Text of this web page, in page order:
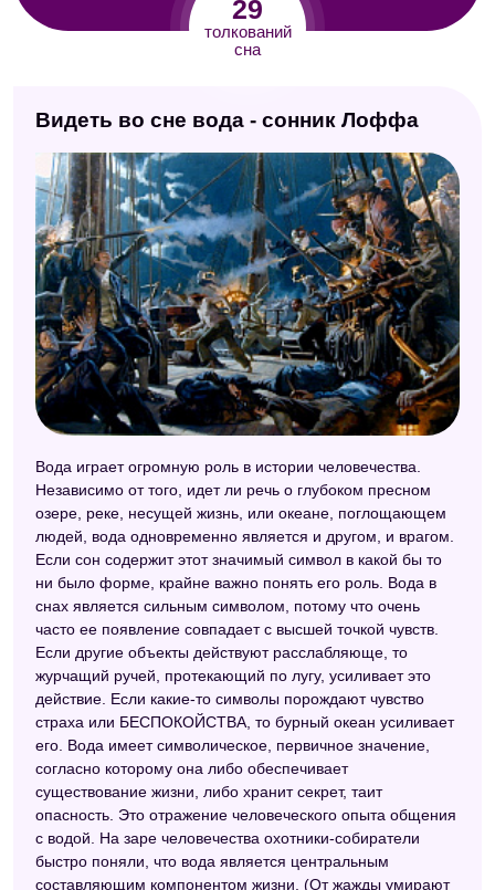
29
толкований
сна
Исламский сонник
Сонник Велес
Сонник Лонго
Украинский сонник
Интимный сонник
Сонник Ванги
Мусульманский сонник
Французский сонник
Любовный сонник
Сонник мужчин
Современный сонник
Русский сонник
Ассирийский сонник
Сонник для женщин
Сонник "Еда"
Эзотерический сонник
Маленький сонник
Видеть во сне вода - сонник Лоффа
Вода играет огромную роль в истории человечества.
Независимо от того, идет ли речь о глубоком пресном
озере, реке, несущей жизнь, или океане, поглощающем
людей, вода одновременно является и другом, и врагом.
Если сон содержит этот значимый символ в какой бы то
ни было форме, крайне важно понять его роль. Вода в
снах является сильным символом, потому что очень
часто ее появление совпадает с высшей точкой чувств.
Если другие объекты действуют расслабляюще, то
журчащий ручей, протекающий по лугу, усиливает это
действие. Если какие-то символы порождают чувство
страха или БЕСПОКОЙСТВА, то бурный океан усиливает
его. Вода имеет символическое, первичное значение,
согласно которому она либо обеспечивает
существование жизни, либо хранит секрет, таит
опасность. Это отражение человеческого опыта общения
с водой. На заре человечества охотники-собиратели
быстро поняли, что вода является центральным
составляющим компонентом жизни. (От жажды умирают